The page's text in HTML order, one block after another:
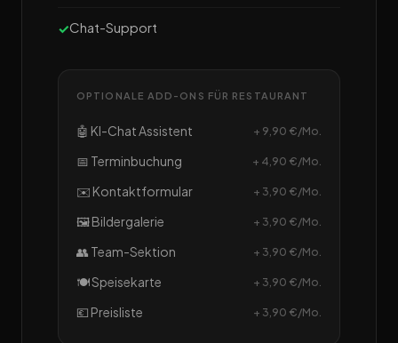
Chat-Support
OPTIONALE ADD-ONS FÜR RESTAURANT
🤖 KI-Chat Assistent + 9,90 €/Mo.
📅 Terminbuchung + 4,90 €/Mo.
✉️ Kontaktformular + 3,90 €/Mo.
🖼️ Bildergalerie + 3,90 €/Mo.
👥 Team-Sektion + 3,90 €/Mo.
🍽️ Speisekarte + 3,90 €/Mo.
💶 Preisliste + 3,90 €/Mo.